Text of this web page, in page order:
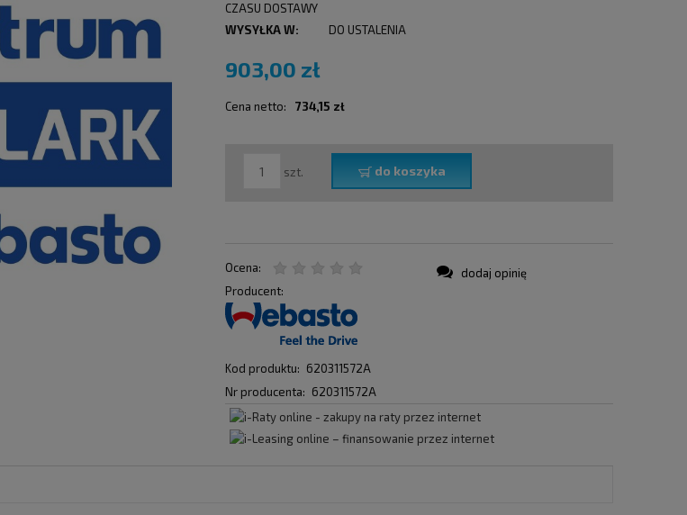
CZASU DOSTAWY
WYSYŁKA W:
DO USTALENIA
903,00 zł
Cena netto: 734,15 zł
szt. do koszyka
Ocena:
Producent:
Kod produktu: 620311572A
Nr producenta: 620311572A
dodaj opinię